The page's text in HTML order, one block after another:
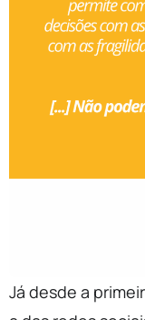
Já desde a